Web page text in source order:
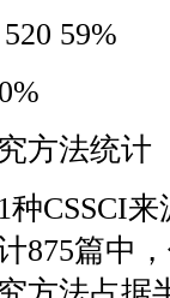
59%
法统计
CSSCI来
875篇中